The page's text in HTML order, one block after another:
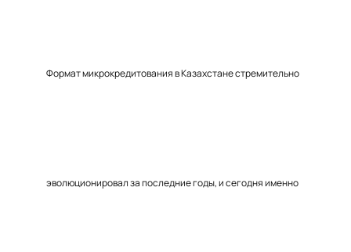
Формат микрокредитования в Казахстане стремительно
эволюционировал за последние годы, и сегодня именно